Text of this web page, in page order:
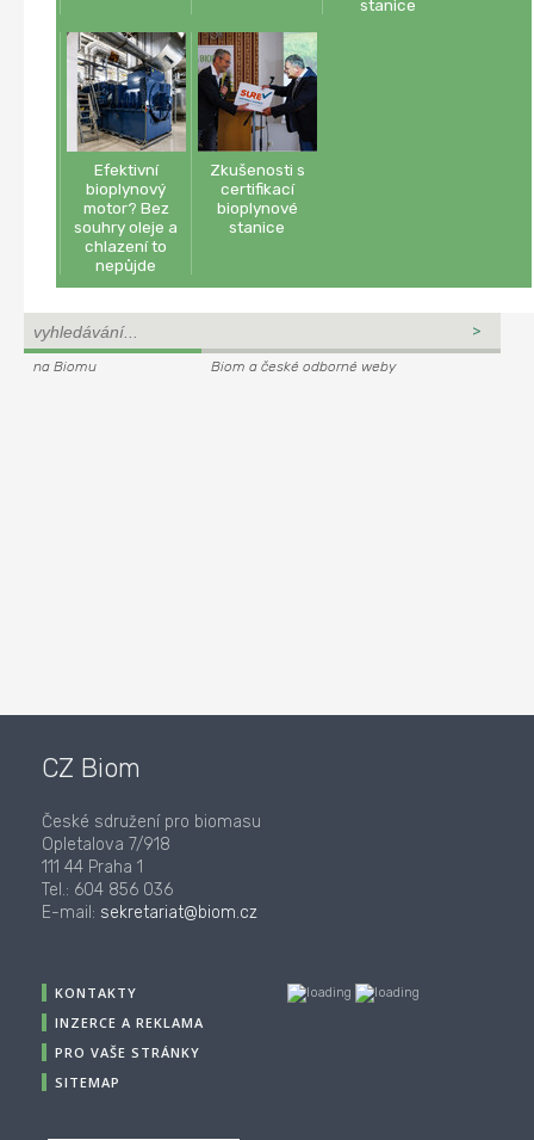
stanice
Efektivní
bioplynový
motor? Bez
souhry oleje a
chlazení to
nepůjde
Zkušenosti s
certifikací
bioplynové
stanice
na Biomu Biom a české odborné weby
CZ Biom
České sdružení pro biomasu
Opletalova 7/918
111 44 Praha 1
Tel.: 604 856 036
E-mail: sekretariat@biom.cz
KONTAKTY
INZERCE A REKLAMA
PRO VAŠE STRÁNKY
SITEMAP